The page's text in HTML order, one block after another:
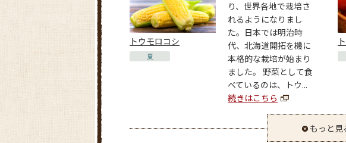
トウモロコシ
夏
り、世界各地で栽培さ
れるようになりまし
た。日本では明治時
代、北海道開拓を機に
本格的な栽培が始まり
ました。 野菜として食
べているのは、トウ...
続きはこちら
もっと見